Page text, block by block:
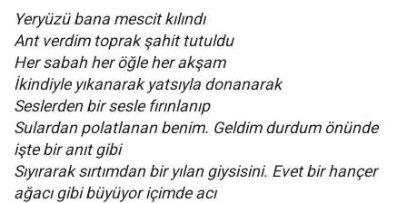
Yeryüzü bana mescit kılındı
Ant verdim toprak şahit tutuldu
Her sabah her öğle her akşam
İkindiyle yıkanarak yatsıyla donanarak
Seslerden bir sesle fırınlanıp
Sulardan polatlanan benim. Geldim durdum önünde
işte bir anıt gibi
Sıyırarak sırtımdan bir yılan giysisini. Evet bir hançer
ağacı gibi büyüyor içimde acı